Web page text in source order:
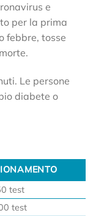
e
per la prima
febbre, tosse
Le persone
diabete o
test
test